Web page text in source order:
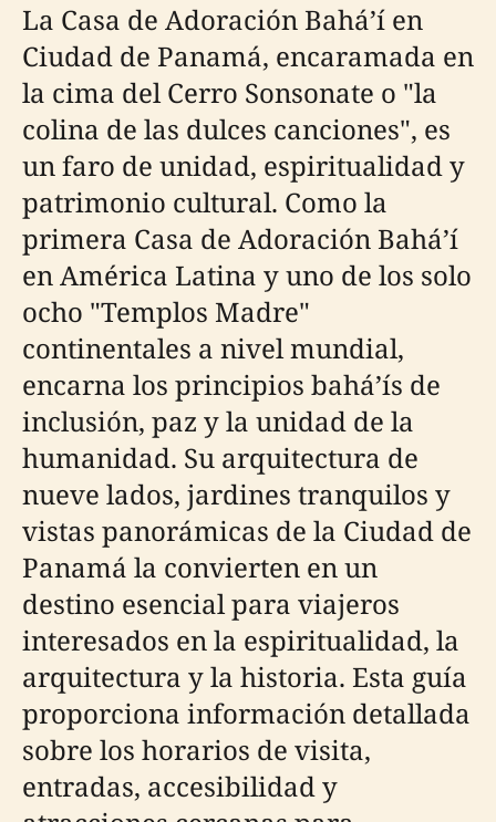
La Casa de Adoración Bahá’í en
Ciudad de Panamá, encaramada en
la cima del Cerro Sonsonate o "la
colina de las dulces canciones", es
un faro de unidad, espiritualidad y
patrimonio cultural. Como la
primera Casa de Adoración Bahá’í
en América Latina y uno de los solo
ocho "Templos Madre"
continentales a nivel mundial,
encarna los principios bahá’ís de
inclusión, paz y la unidad de la
humanidad. Su arquitectura de
nueve lados, jardines tranquilos y
vistas panorámicas de la Ciudad de
Panamá la convierten en un
destino esencial para viajeros
interesados en la espiritualidad, la
arquitectura y la historia. Esta guía
proporciona información detallada
sobre los horarios de visita,
entradas, accesibilidad y